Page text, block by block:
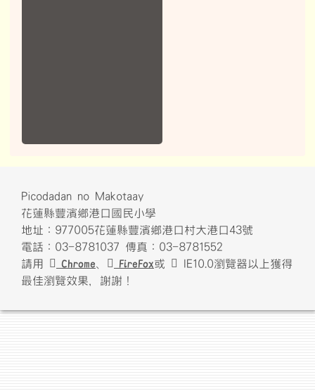
Picodadan no Makotaay
花蓮縣豐濱鄉港口國民小學
地址：977005花蓮縣豐濱鄉港口村大港口43號
電話：03-8781037 傳真：03-8781552
請用
Chrome、 FireFox或
IE10.0瀏覽器以上獲得
最佳瀏覽效果，謝謝！